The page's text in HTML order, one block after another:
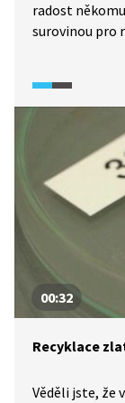
radost
surovinou pro
00:32
Recyklace
Věděli jste, že